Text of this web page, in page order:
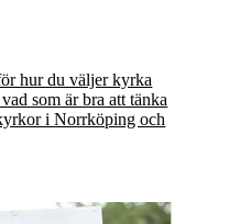
hur du väljer kyrka
som är bra att tänka
i Norrköping och